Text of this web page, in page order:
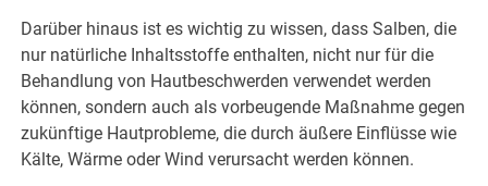
Darüber hinaus ist es wichtig zu wissen, dass Salben, die
nur natürliche Inhaltsstoffe enthalten, nicht nur für die
Behandlung von Hautbeschwerden verwendet werden
können, sondern auch als vorbeugende Maßnahme gegen
zukünftige Hautprobleme, die durch äußere Einflüsse wie
Kälte, Wärme oder Wind verursacht werden können.